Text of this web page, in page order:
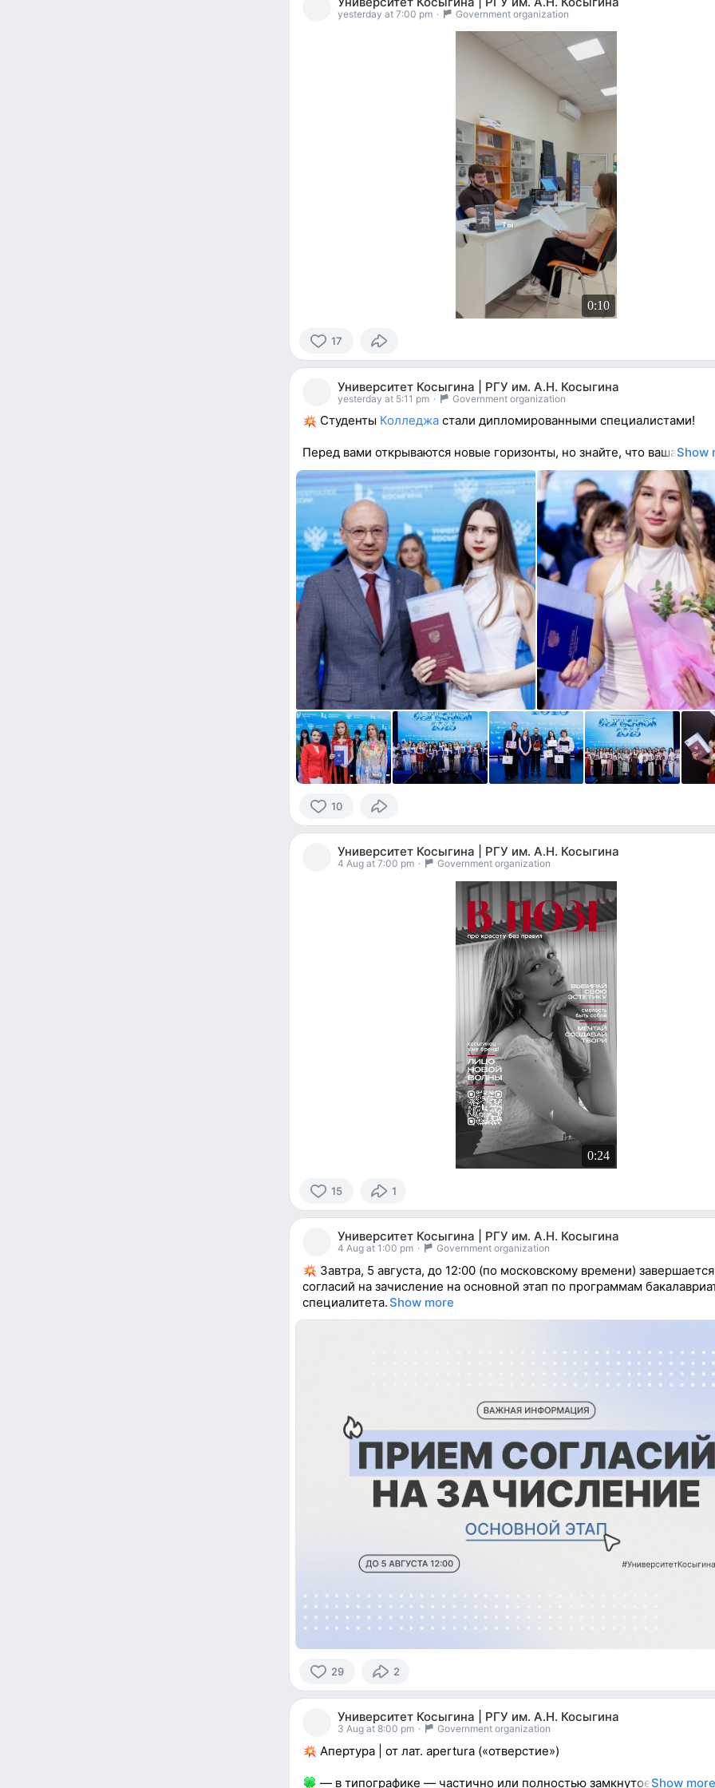
reacted
yesterday at 7:00 pm · Government organization
0:10
17
17
reactedУниверситет Косыгина | РГУ им. А.Н. Косыгина
yesterday at 5:11 pm · Government organization
Студенты Колледжа стали дипломированными специалистами!
Перед вами открываются новые горизонты, но знайте, что вашаShow
10
10
reactedУниверситет Косыгина | РГУ им. А.Н. Косыгина
4 Aug at 7:00 pm · Government organization
0:24
15
15
reacted
1
Университет Косыгина | РГУ им. А.Н. Косыгина
4 Aug at 1:00 pm · Government organization
Завтра, 5 августа, до 12:00 (по московскому времени)
согласий на зачисление на основной этап по программам
специалитета.Show more
29
29
reacted
2
Университет Косыгина | РГУ им. А.Н. Косыгина
3 Aug at 8:00 pm · Government organization
Апертура | от лат. apertura («отверстие»)
— в типографике — частично или полностью замкнутоеShow more